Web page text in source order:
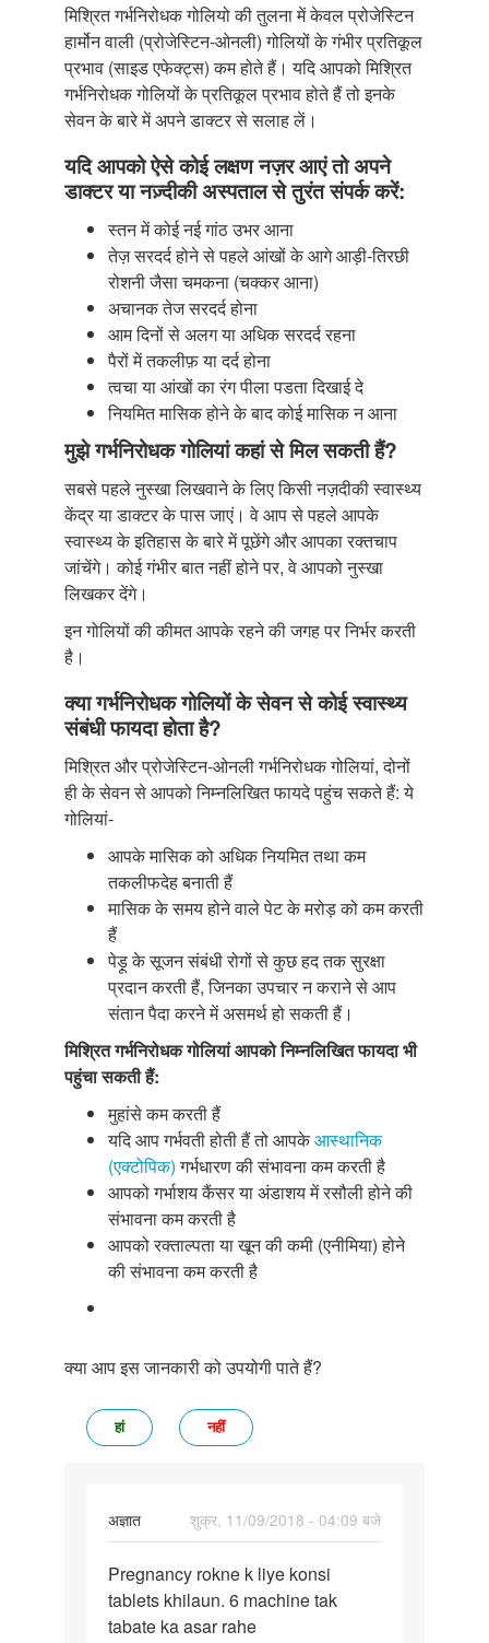
मिश्रित गर्भनिरोधक गोलियो की तुलना में केवल प्रोजेस्टिन
हार्मोन वाली (प्रोजेस्टिन-ओनली) गोलियों के गंभीर प्रतिकूल
प्रभाव (साइड एफेक्ट्स) कम होते हैं। यदि आपको मिश्रित
गर्भनिरोधक गोलियों के प्रतिकूल प्रभाव होते हैं तो इनके
सेवन के बारे में अपने डाक्टर से सलाह लें।
यदि आपको ऐसे कोई लक्षण नज़र आएं तो अपने
डाक्टर या नज़्दीकी अस्पताल से तुरंत संपर्क करें:
स्तन में कोई नई गांठ उभर आना
तेज़ सरदर्द होने से पहले आंखों के आगे आड़ी-तिरछी
रोशनी जैसा चमकना (चक्कर आना)
अचानक तेज सरदर्द होना
आम दिनों से अलग या अधिक सरदर्द रहना
पैरों में तकलीफ़ या दर्द होना
त्वचा या आंखों का रंग पीला पडता दिखाई दे
नियमित मासिक होने के बाद कोई मासिक न आना
मुझे गर्भनिरोधक गोलियां कहां से मिल सकती हैं?
सबसे पहले नुस्खा लिखवाने के लिए किसी नज़दीकी स्वास्थ्य
केंद्र या डाक्टर के पास जाएं। वे आप से पहले आपके
स्वास्थ्य के इतिहास के बारे में पूछेंगे और आपका रक्तचाप
जांचेंगे। कोई गंभीर बात नहीं होने पर, वे आपको नुस्खा
लिखकर देंगे।
इन गोलियों की कीमत आपके रहने की जगह पर निर्भर करती
है।
क्या गर्भनिरोधक गोलियों के सेवन से कोई स्वास्थ्य
संबंधी फायदा होता है?
मिश्रित और प्रोजेस्टिन-ओनली गर्भनिरोधक गोलियां, दोनों
ही के सेवन से आपको निम्नलिखित फायदे पहुंच सकते हैं: ये
गोलियां-
आपके मासिक को अधिक नियमित तथा कम
तकलीफदेह बनाती हैं
मासिक के समय होने वाले पेट के मरोड़ को कम करती
हैं
पेड़ू के सूजन संबंधी रोगों से कुछ हद तक सुरक्षा
प्रदान करती हैं, जिनका उपचार न कराने से आप
संतान पैदा करने में असमर्थ हो सकती हैं।
मिश्रित गर्भनिरोधक गोलियां आपको निम्नलिखित फायदा भी
पहुंचा सकती हैं:
मुहांसे कम करती हैं
यदि आप गर्भवती होती हैं तो आपकेआस्थानिक
(एक्टोपिक)गर्भधारण की संभावना कम करती है
आपको गर्भाशय कैंसर या अंडाशय में रसौली होने की
संभावना कम करती है
आपको रक्ताल्पता या खून की कमी (एनीमिया) होने
की संभावना कम करती है
क्या आप इस जानकारी को उपयोगी पाते हैं?
हां नहीं
अज्ञात
शुक्र, 11/09/2018 - 04:09 बजे
Pregnancy
rokne
k
Pregnancy rokne k liye konsi
tablets khilaun. 6 machine tak
tabate ka asar rahe